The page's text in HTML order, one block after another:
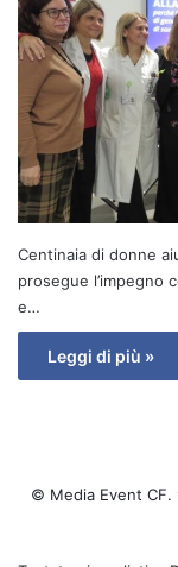
Centinaia di donne
prosegue l’impegno
e…
Leggi di più »
© Media Event CF.